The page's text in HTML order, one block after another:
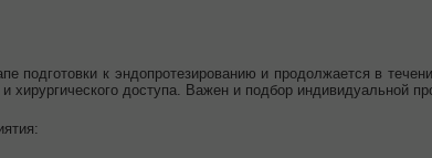
подготовки к эндопротезированию и продолжается в
хирургического доступа. Важен и подбор индивидуальной